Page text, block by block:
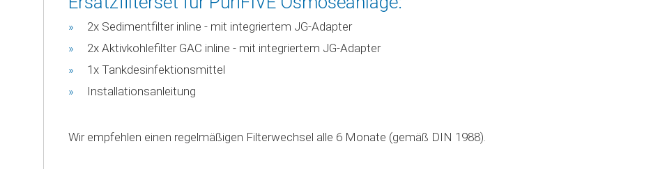
2x Sedimentfilter inline - mit integriertem JG-Adapter
2x Aktivkohlefilter GAC inline - mit integriertem JG-Adapter
1x Tankdesinfektionsmittel
Installationsanleitung
Wir empfehlen einen regelmäßigen Filterwechsel alle 6 Monate (gemäß DIN 1988).